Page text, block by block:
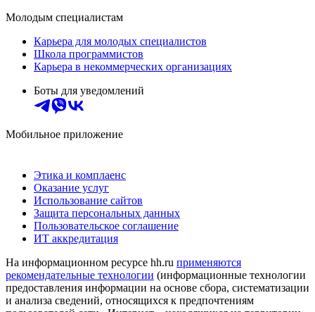
Молодым специалистам
Карьера для молодых специалистов
Школа программистов
Карьера в некоммерческих организациях
Боты для уведомлений
Мобильное приложение
Этика и комплаенс
Оказание услуг
Использование сайтов
Защита персональных данных
Пользовательское соглашение
ИТ аккредитация
На информационном ресурсе hh.ru применяются
рекомендательные технологии (информационные технологии
предоставления информации на основе сбора, систематизации
и анализа сведений, относящихся к предпочтениям